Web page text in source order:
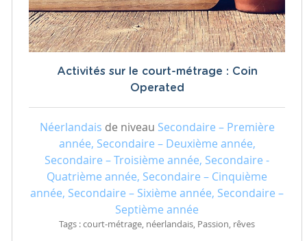
Activités sur le court-métrage : Coin
Operated
Néerlandais de niveau Secondaire – Première
année, Secondaire – Deuxième année,
Secondaire – Troisième année, Secondaire -
Quatrième année, Secondaire – Cinquième
année, Secondaire – Sixième année, Secondaire –
Septième année
Tags : court-métrage, néerlandais, Passion, rêves